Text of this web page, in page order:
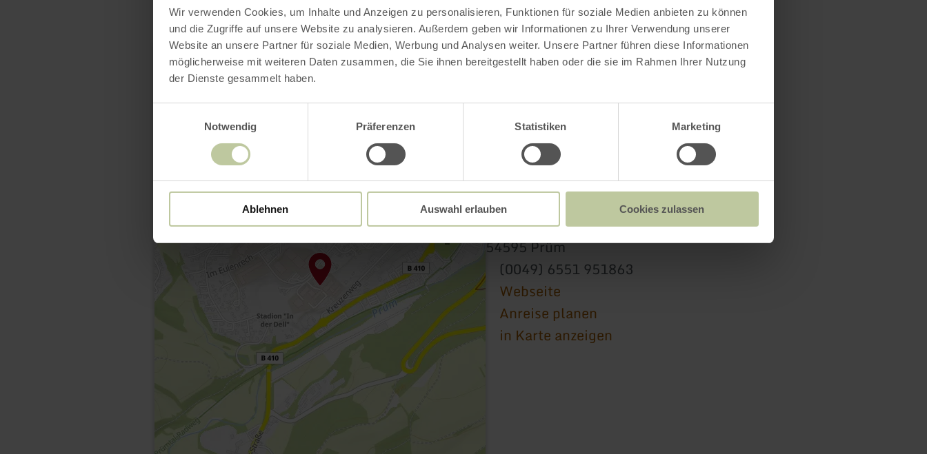
Wir verwenden Cookies, um Inhalte und Anzeigen zu personalisieren, Funktionen für soziale Medien anbieten zu können
und die Zugriffe auf unsere Website zu analysieren. Außerdem geben wir Informationen zu Ihrer Verwendung unserer
Website an unsere Partner für soziale Medien, Werbung und Analysen weiter. Unsere Partner führen diese Informationen
möglicherweise mit weiteren Daten zusammen, die Sie ihnen bereitgestellt haben oder die sie im Rahmen Ihrer Nutzung
der Dienste gesammelt haben.
Notwendig
Präferenzen Statistiken Marketing
Ablehnen Auswahl erlauben Cookies zulassen
Raiffeisen-Markt Tankstelle
Bahnhostraße 26
54595 Prüm
(0049) 6551 951863
Webseite
Anreise planen
in Karte anzeigen